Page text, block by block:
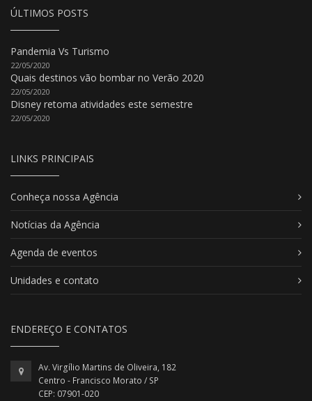
ÚLTIMOS POSTS
Pandemia Vs Turismo
22/05/2020
Quais destinos vão bombar no Verão 2020
22/05/2020
Disney retoma atividades este semestre
22/05/2020
LINKS PRINCIPAIS
Conheça nossa Agência
Notícias da Agência
Agenda de eventos
Unidades e contato
ENDEREÇO E CONTATOS
Av. Virgílio Martins de Oliveira, 182
Centro - Francisco Morato / SP
CEP: 07901-020